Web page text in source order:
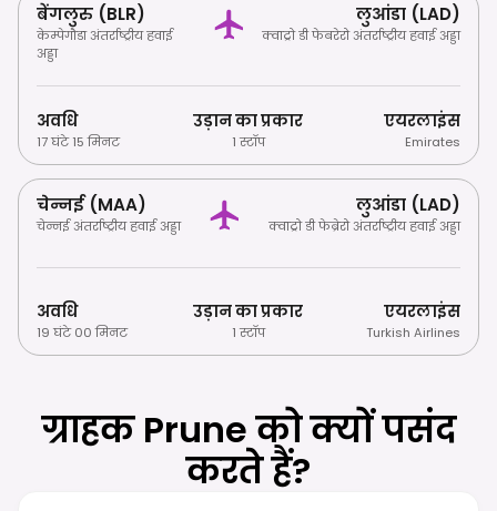
बेंगलुरु (BLR)
केम्पेगौडा अंतर्राष्ट्रीय हवाई
अड्डा
लुआंडा (LAD)
क्वाट्रो डी फेबरेरो अंतर्राष्ट्रीय हवाई अड्डा
अवधि
17 घंटे 15 मिनट
उड़ान का प्रकार
1 स्टॉप
एयरलाइंस
Emirates
चेन्नई (MAA)
चेन्नई अंतर्राष्ट्रीय हवाई अड्डा
लुआंडा (LAD)
क्वाट्रो डी फेब्रेरो अंतर्राष्ट्रीय हवाई अड्डा
अवधि
19 घंटे 00 मिनट
उड़ान का प्रकार
1 स्टॉप
एयरलाइंस
Turkish Airlines
ग्राहक Prune को क्यों पसंद
करते हैं?